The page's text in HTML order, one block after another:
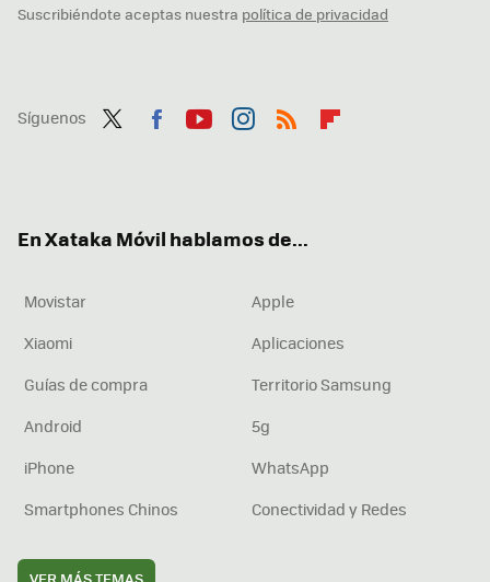
Suscribiéndote aceptas nuestra política de privacidad
Síguenos
En Xataka Móvil hablamos de...
Movistar
Apple
Xiaomi
Aplicaciones
Guías de compra
Territorio Samsung
Android
5g
iPhone
WhatsApp
Smartphones Chinos
Conectividad y Redes